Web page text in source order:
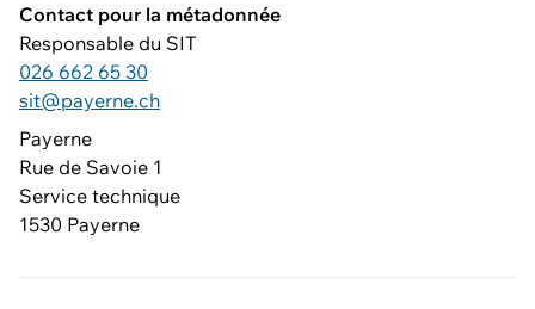
Contact pour la métadonnée
Responsable du SIT
026 662 65 30
sit@payerne.ch
Payerne
Rue de Savoie 1
Service technique
1530 Payerne